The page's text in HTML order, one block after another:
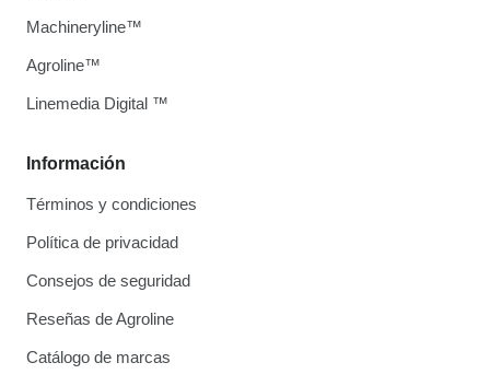
Información
Términos y condiciones
Política de privacidad
Consejos de seguridad
Reseñas de Agroline
Catálogo de marcas
Machineryline™
Agroline™
Linemedia Digital ™